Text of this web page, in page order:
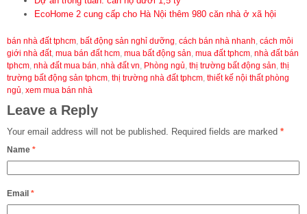
EcoHome 2 cung cấp cho Hà Nội thêm 980 căn nhà ở xã hội
bán nhà đất tphcm, bất động sản nghỉ dưỡng, cách bán nhà nhanh, cách môi
giới nhà đất, mua bán đất hcm, mua bất động sản, mua đất tphcm, nhà đất bán
tphcm, nhà đất mua bán, nhà đất vn, Phòng ngủ, thị trường bất động sản, thị
trường bất động sản tphcm, thị trường nhà đất tphcm, thiết kế nội thất phòng
ngủ, xem mua bán nhà
Leave a Reply
Your email address will not be published. Required fields are marked *
Name *
Email *